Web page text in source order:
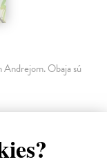
Andrejom. Obaja sú